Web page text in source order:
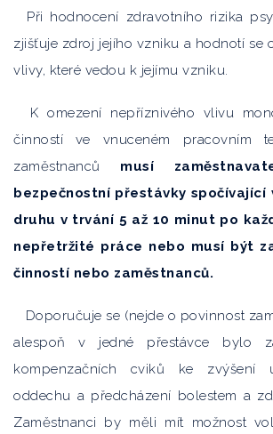
Při hodnocení zdravotního rizika
zjišťuje zdroj jejího vzniku a hodnotí se
vlivy, které vedou k jejímu vzniku.
K omezení nepříznivého vlivu
činností ve vnuceném pracovním
zaměstnanců musí
bezpečnostní přestávky spočívající
druhu v trvání 5 až 10 minut po
nepřetržité práce nebo musí být
činností nebo zaměstnanců.
Doporučuje se (nejde o povinnost
alespoň v jedné přestávce bylo
kompenzačních cviků ke zvýšení
oddechu a předcházení bolestem a
Zaměstnanci by měli mít možnost